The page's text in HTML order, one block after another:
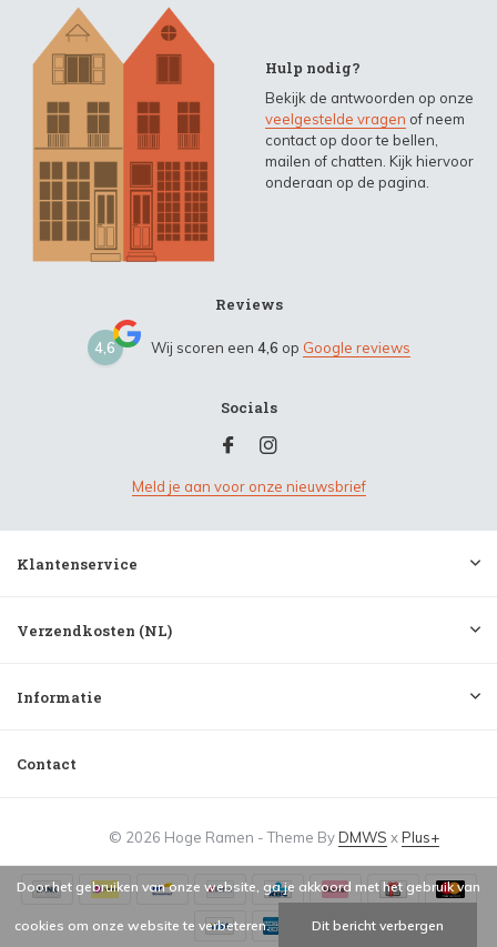
Hulp nodig?
Bekijk de antwoorden op onze
veelgestelde vragen of neem
contact op door te bellen,
mailen of chatten. Kijk hiervoor
onderaan op de pagina.
Reviews
4,6 Wij scoren een 4,6 op Google reviews
Socials
Meld je aan voor onze nieuwsbrief
Klantenservice
Verzendkosten (NL)
Informatie
Contact
© 2026 Hoge Ramen - Theme ByDMWS xPlus+
Door het gebruiken van onze website, ga je akkoord met het gebruik van
cookies om onze website te verbeteren. Dit bericht verbergen